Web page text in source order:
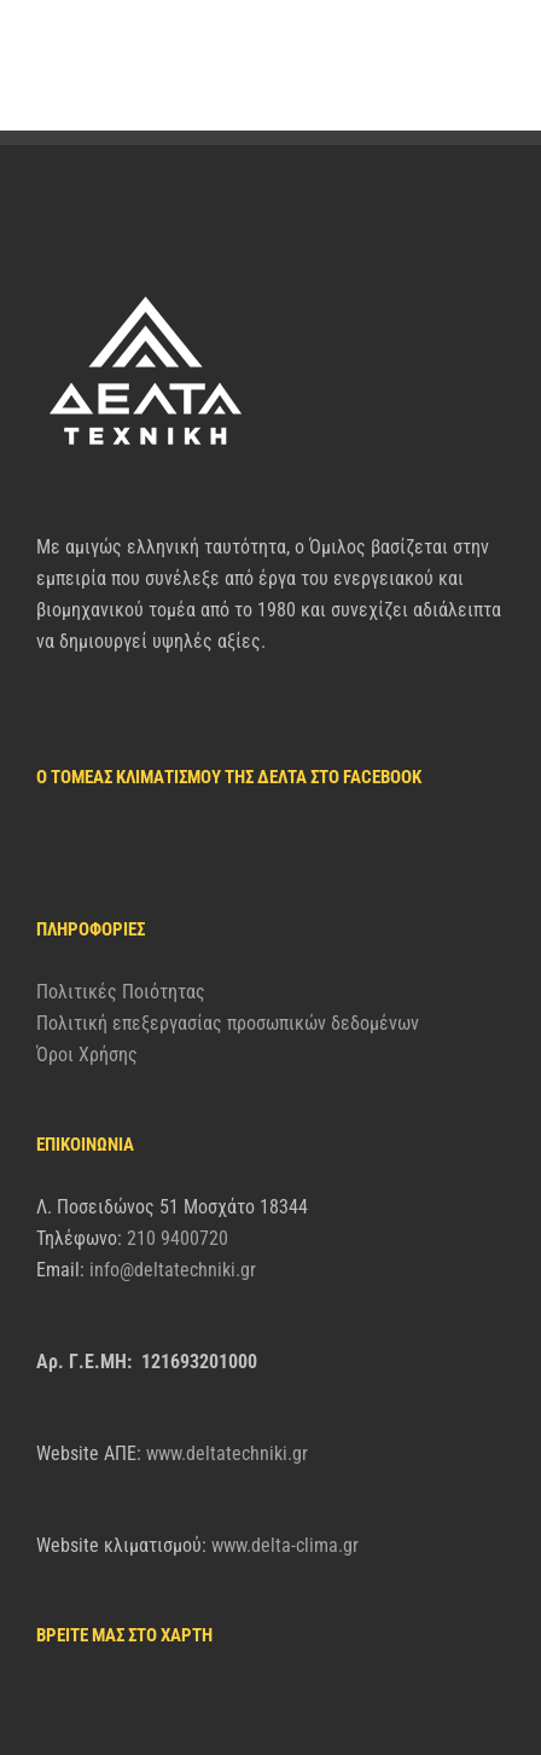
Με αμιγώς ελληνική ταυτότητα, ο Όμιλος βασίζεται στην
εμπειρία που συνέλεξε από έργα του ενεργειακού και
βιομηχανικού τομέα από το 1980 και συνεχίζει αδιάλειπτα
να δημιουργεί υψηλές αξίες.
Ο ΤΟΜΈΑΣ ΚΛΙΜΑΤΙΣΜΟΎ ΤΗΣ ΔΈΛΤΑ ΣΤΟ FACEBOOK
ΠΛΗΡΟΦΟΡΊΕΣ
Πολιτικές Ποιότητας
Πολιτική επεξεργασίας προσωπικών δεδομένων
Όροι Χρήσης
ΕΠΙΚΟΙΝΩΝΙΑ
Λ. Ποσειδώνος 51 Μοσχάτο 18344
Τηλέφωνο: 210 9400720
Email: info@deltatechniki.gr
Αρ. Γ.Ε.ΜΗ: 121693201000
Website AΠΕ: www.deltatechniki.gr
Website κλιματισμού: www.delta-clima.gr
ΒΡΕΙΤΕ ΜΑΣ ΣΤΟ ΧΑΡΤΗ